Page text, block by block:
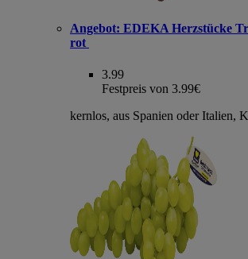
Angebot: EDEKA Herzstücke
rot
3.99
Festpreis von 3.99€
kernlos, aus Spanien oder Italien,